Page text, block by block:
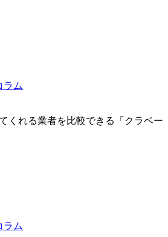
ラム
くれる業者を比較できる「クラベー
ラム